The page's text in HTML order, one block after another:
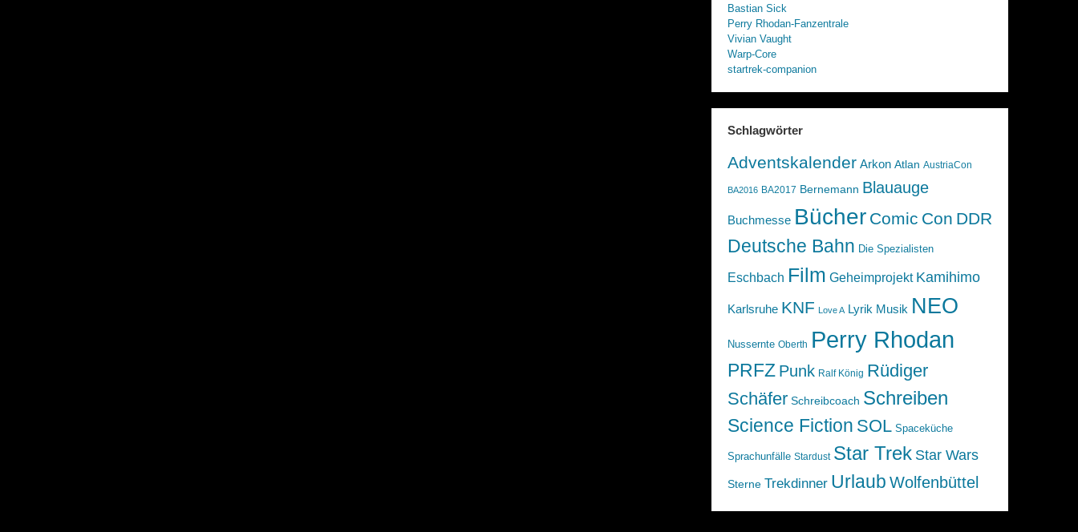
Bastian Sick
Perry Rhodan-Fanzentrale
Vivian Vaught
Warp-Core
startrek-companion
Schlagwörter
Adventskalender Arkon Atlan AustriaCon
BA2016 BA2017 Bernemann Blauauge
Buchmesse Bücher Comic Con DDR
Deutsche Bahn Die Spezialisten
Eschbach Film Geheimprojekt Kamihimo
Karlsruhe KNF Love A Lyrik Musik NEO
Nussernte Oberth Perry Rhodan
PRFZ Punk Ralf König Rüdiger
Schäfer Schreibcoach Schreiben
Science Fiction SOL Spaceküche
Sprachunfälle Stardust Star Trek Star Wars
Sterne Trekdinner Urlaub Wolfenbüttel